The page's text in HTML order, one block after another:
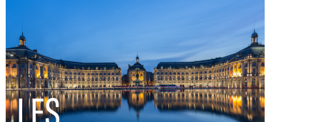
LES